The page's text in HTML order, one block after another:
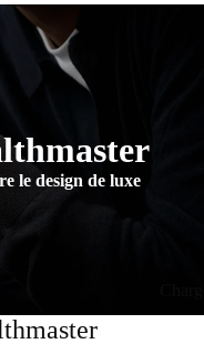
le design de luxe